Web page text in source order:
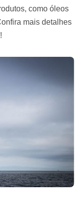
como óleos
mais detalhes